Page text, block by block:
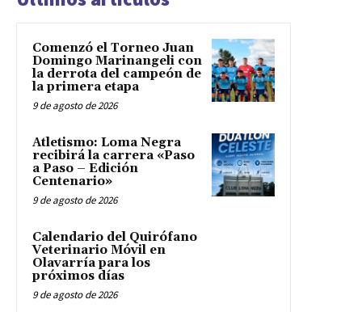
Comenzó el Torneo Juan
Domingo Marinangeli con
la derrota del campeón de
la primera etapa
9 de agosto de 2026
Atletismo: Loma Negra
recibirá la carrera «Paso
a Paso – Edición
Centenario»
9 de agosto de 2026
Calendario del Quirófano
Veterinario Móvil en
Olavarría para los
próximos días
9 de agosto de 2026